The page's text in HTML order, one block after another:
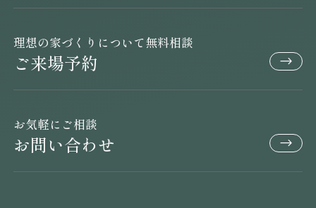
理想の家づくりについて無料相談
ご来場予約
お気軽にご相談
お問い合わせ